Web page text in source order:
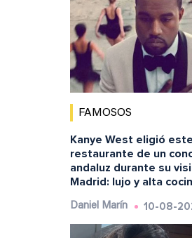
FAMOSOS
Kanye West eligió este
restaurante de un
andaluz durante su
Madrid: lujo y alta
Daniel Marín 10-08-